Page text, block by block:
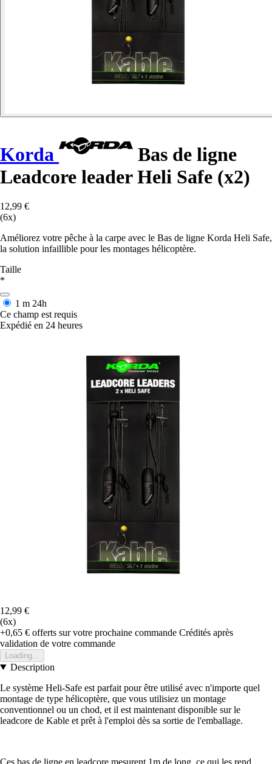
Korda
Bas de ligne
Leadcore leader Heli Safe (x2)
12,99 €
(6x)
Améliorez votre pêche à la carpe avec le Bas de ligne Korda Heli Safe,
la solution infaillible pour les montages hélicoptère.
Taille
*
1 m 24h
Ce champ est requis
Expédié en 24 heures
12,99 €
(6x)
+0,65 € offerts sur votre prochaine commande Crédités après
validation de votre commande
Loading...
Description
Le système Heli-Safe est parfait pour être utilisé avec n'importe quel
montage de type hélicoptère, que vous utilisiez un montage
conventionnel ou un chod, et il est maintenant disponible sur le
leadcore de Kable et prêt à l'emploi dès sa sortie de l'emballage.
Ces bas de ligne en leadcore mesurent 1m de long, ce qui les rend